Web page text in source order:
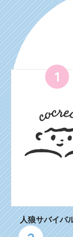
1
人狼サバイ